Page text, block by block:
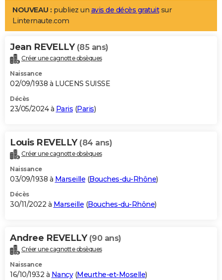
LIFESTYLE
Art de vivre
Bien-être
Loisirs
Mode
Modes de vie
Alimentation
Guide de la santé
Maladies
Médicaments
Sommeil
VOYAGE
Destinations
City break
Voyage nature
Voyage de noces
Forum
Climat
+PHOTO
GUIDES D'ACHAT
BONS PLANS
Carte de Noël
Carte Bonne année
Carte Saint-Valentin
Carte Pâques
Carte d'anniversaire
DICTIONNAIRE
Dictionnaire
Biographies
Citations
Expressions
Proverbes
PROGRAMME TV
S'inscrire
Se connecter
Lycées
Collèges
Primaires
Universités
Entreprises
Service militaire
Avis de recherche
AVIS DE DÉCÈS
Bricolage
Lifestyle
Culture
Sport
Auto
Television
Voyage
Cinema
NOUVEAU : publiez un avis de décès gratuitsur
Linternaute.com
Jean REVELLY (85 ans)
Créer une cagnotte obsèques
Naissance
02/09/1938 à LUCENS SUISSE
Décès
23/05/2024 à Paris (Paris)
Louis REVELLY (84 ans)
Créer une cagnotte obsèques
Naissance
03/09/1938 à Marseille (Bouches-du-Rhône)
Décès
30/11/2022 à Marseille (Bouches-du-Rhône)
Andree REVELLY (90 ans)
Créer une cagnotte obsèques
Naissance
16/10/1932 à Nancy(Meurthe-et-Moselle)